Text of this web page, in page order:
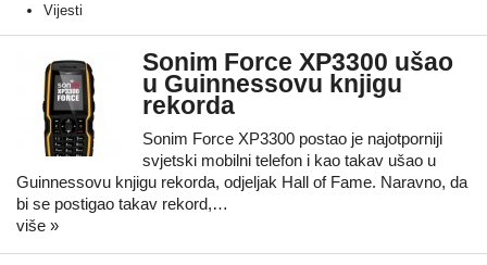
Vijesti
Sonim Force XP3300 ušao
u Guinnessovu knjigu
rekorda
Sonim Force XP3300 postao je najotporniji
svjetski mobilni telefon i kao takav ušao u
Guinnessovu knjigu rekorda, odjeljak Hall of Fame. Naravno, da
bi se postigao takav rekord,…
više »